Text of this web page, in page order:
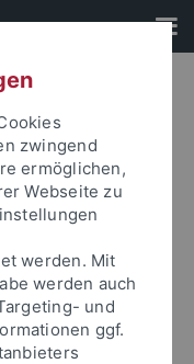
Passwort an um sich
zwingend
ermöglichen,
Webseite zu
werden. Mit
werden auch
und
ggf.